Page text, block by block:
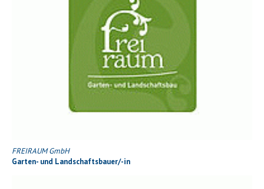
FREIRAUM GmbH
Garten- und Landschaftsbauer/-in